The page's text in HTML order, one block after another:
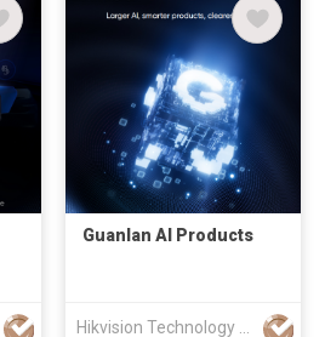
Guanlan AI Products